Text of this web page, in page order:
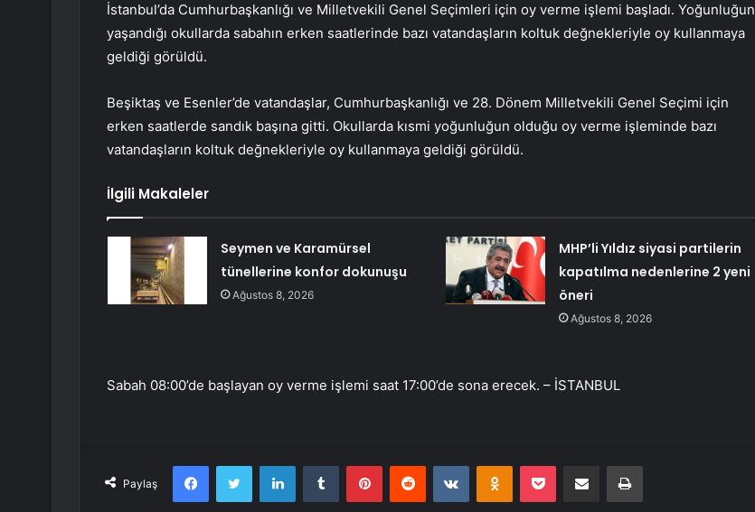
İstanbul’da Cumhurbaşkanlığı ve Milletvekili Genel Seçimleri için oy verme işlemi başladı. Yoğunluğun
yaşandığı okullarda sabahın erken saatlerinde bazı vatandaşların koltuk değnekleriyle oy kullanmaya
geldiği görüldü.
Beşiktaş ve Esenler’de vatandaşlar, Cumhurbaşkanlığı ve 28. Dönem Milletvekili Genel Seçimi için
erken saatlerde sandık başına gitti. Okullarda kısmi yoğunluğun olduğu oy verme işleminde bazı
vatandaşların koltuk değnekleriyle oy kullanmaya geldiği görüldü.
İlgili Makaleler
Seymen ve Karamürsel
tünellerine konfor dokunuşu
Ağustos 8, 2026
MHP’li Yıldız siyasi partilerin
kapatılma nedenlerine 2 yeni
öneri
Ağustos 8, 2026
Sabah 08:00’de başlayan oy verme işlemi saat 17:00’de sona erecek. – İSTANBUL
Paylaş
FacebookTwitter LinkedInTumblr PinterestReddit VKontakteOdnoklassniki
Pocket E-Posta ile paylaş Yazdır